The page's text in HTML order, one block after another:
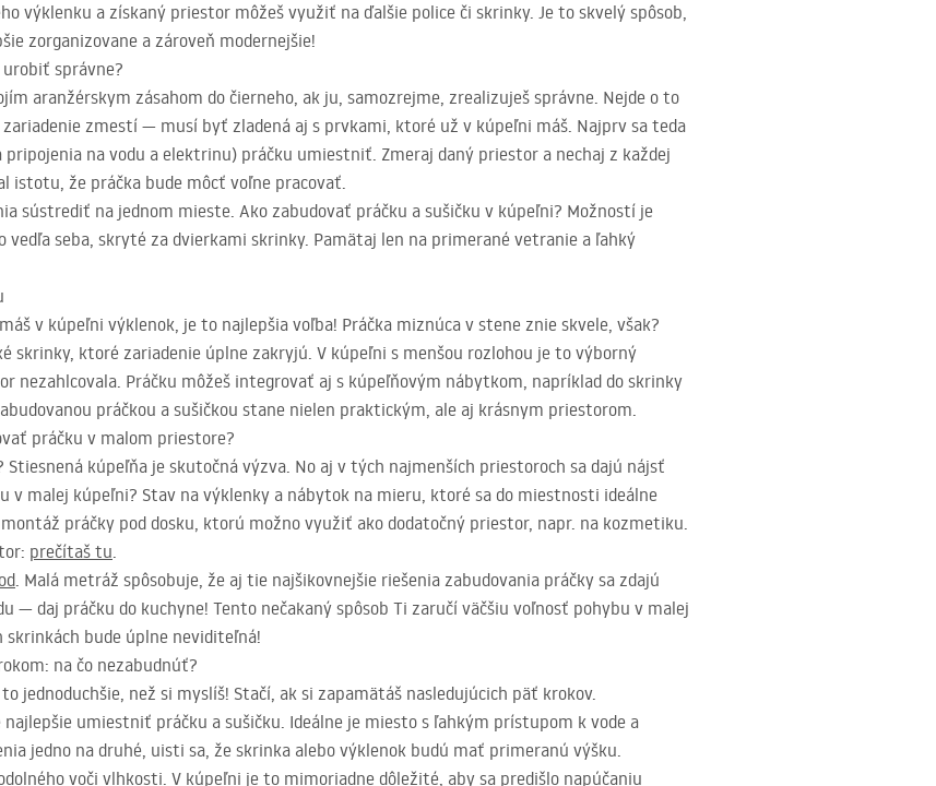
výklenku a získaný priestor môžeš využiť na ďalšie police či skrinky. Je to skvelý spôsob,
zorganizovane a zároveň modernejšie!
správne?
aranžérskym zásahom do čierneho, ak ju, samozrejme, zrealizuješ správne. Nejde o to
zmestí — musí byť zladená aj s prvkami, ktoré už v kúpeľni máš. Najprv sa teda
pripojenia na vodu a elektrinu) práčku umiestniť. Zmeraj daný priestor a nechaj z každej
istotu, že práčka bude môcť voľne pracovať.
sústrediť na jednom mieste. Ako zabudovať práčku a sušičku v kúpeľni? Možností je
vedľa seba, skryté za dvierkami skrinky. Pamätaj len na primerané vetranie a ľahký
v kúpeľni výklenok, je to najlepšia voľba! Práčka miznúca v stene znie skvele, však?
skrinky, ktoré zariadenie úplne zakryjú. V kúpeľni s menšou rozlohou je to výborný
nezahlcovala. Práčku môžeš integrovať aj s kúpeľňovým nábytkom, napríklad do skrinky
práčkou a sušičkou stane nielen praktickým, ale aj krásnym priestorom.
práčku v malom priestore?
Stiesnená kúpeľňa je skutočná výzva. No aj v tých najmenších priestoroch sa dajú nájsť
v malej kúpeľni? Stav na výklenky a nábytok na mieru, ktoré sa do miestnosti ideálne
práčky pod dosku, ktorú možno využiť ako dodatočný priestor, napr. na kozmetiku.
prečítaš tu.
. Malá metráž spôsobuje, že aj tie najšikovnejšie riešenia zabudovania práčky sa zdajú
— daj práčku do kuchyne! Tento nečakaný spôsob Ti zaručí väčšiu voľnosť pohybu v malej
bude úplne neviditeľná!
na čo nezabudnúť?
jednoduchšie, než si myslíš! Stačí, ak si zapamätáš nasledujúcich päť krokov.
umiestniť práčku a sušičku. Ideálne je miesto s ľahkým prístupom k vode a
jedno na druhé, uisti sa, že skrinka alebo výklenok budú mať primeranú výšku.
voči vlhkosti. V kúpeľni je to mimoriadne dôležité, aby sa predišlo napúčaniu